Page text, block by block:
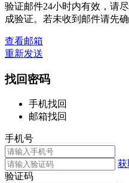
验证邮件24小时内有效，请
成验证。若未收到邮件请先
查看邮箱
重新发送
找回密码
手机找回
邮箱找回
手机号
获
验证码